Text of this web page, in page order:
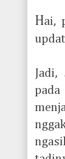
Hai,
Jadi,